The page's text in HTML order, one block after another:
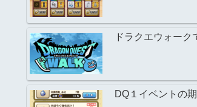
ドラクエウォー
DQ１イベントの